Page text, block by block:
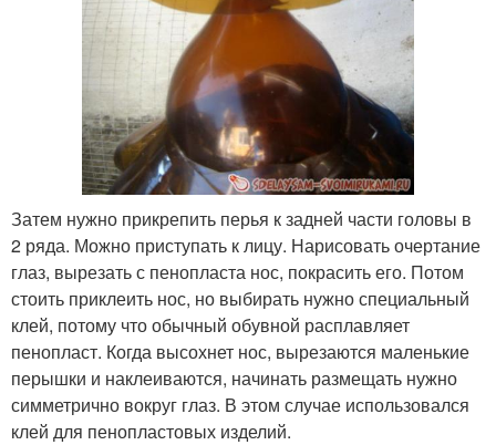
Затем нужно прикрепить перья к задней части головы в
2 ряда. Можно приступать к лицу. Нарисовать очертание
глаз, вырезать с пенопласта нос, покрасить его. Потом
стоить приклеить нос, но выбирать нужно специальный
клей, потому что обычный обувной расплавляет
пенопласт. Когда высохнет нос, вырезаются маленькие
перышки и наклеиваются, начинать размещать нужно
симметрично вокруг глаз. В этом случае использовался
клей для пенопластовых изделий.